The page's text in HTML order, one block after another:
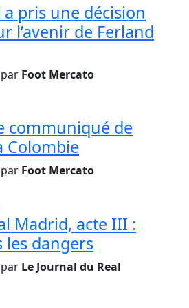
a pris une décision
l’avenir de Ferland
par Foot Mercato
communiqué de
Colombie
par Foot Mercato
Madrid, acte III :
les dangers
par Le Journal du Real